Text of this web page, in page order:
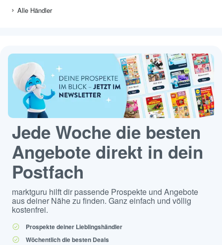
Alle Händler
Jede Woche die besten
Angebote direkt in dein
Postfach
marktguru hilft dir passende Prospekte und Angebote
aus deiner Nähe zu finden. Ganz einfach und völlig
kostenfrei.
Prospekte deiner Lieblingshändler
Wöchentlich die besten Deals